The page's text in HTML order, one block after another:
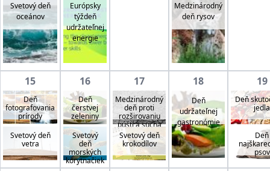
Svetový deň
oceánov
Európsky
týždeň
udržateľnej
energie
Medzinárodný
deň rysov
15
Deň
fotografovania
prírody
Svetový deň
vetra
16
Deň
čerstvej
zeleniny
Svetový
deň
morských
korytnačiek
17
Medzinárodný
deň proti
rozširovaniu
púští a sucha
Svetový deň
krokodílov
18
Deň
udržateľnej
gastronómie
19
Deň
jedla
Deň
psov